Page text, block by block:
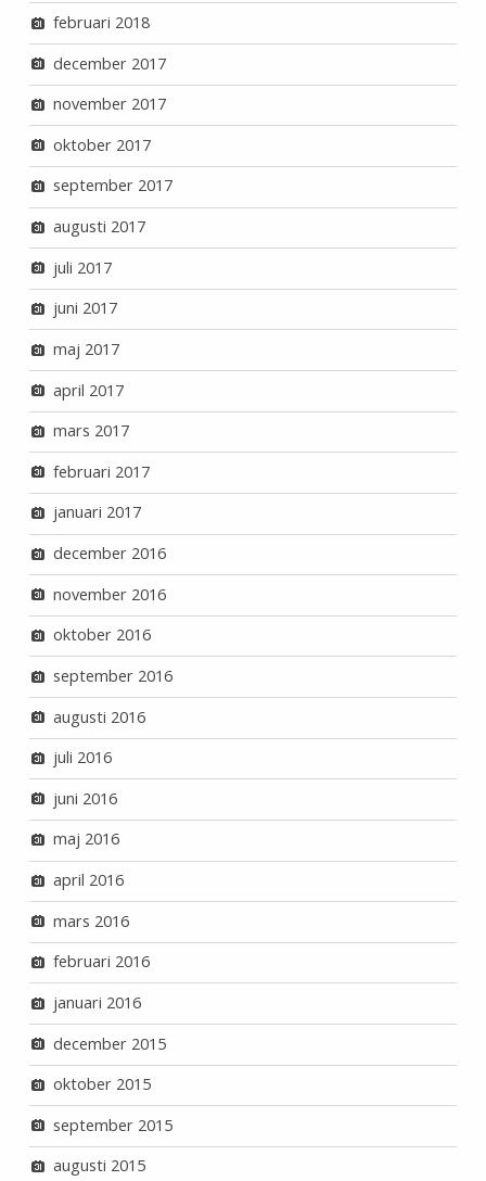
februari 2018
december 2017
november 2017
oktober 2017
september 2017
augusti 2017
juli 2017
juni 2017
maj 2017
april 2017
mars 2017
februari 2017
januari 2017
december 2016
november 2016
oktober 2016
september 2016
augusti 2016
juli 2016
juni 2016
maj 2016
april 2016
mars 2016
februari 2016
januari 2016
december 2015
oktober 2015
september 2015
augusti 2015